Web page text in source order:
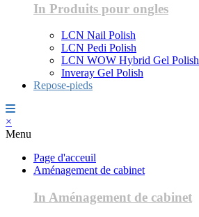
In Produits pour ongles
LCN Nail Polish
LCN Pedi Polish
LCN WOW Hybrid Gel Polish
Inveray Gel Polish
Repose-pieds
×
Menu
Page d'acceuil
Aménagement de cabinet
In Aménagement de cabinet